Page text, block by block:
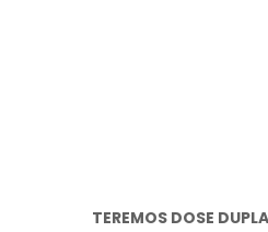
TEREMOS DOSE